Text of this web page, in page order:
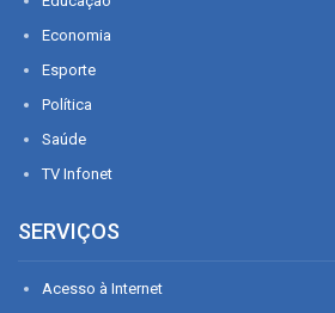
Economia
Esporte
Política
Saúde
TV Infonet
SERVIÇOS
Acesso à Internet